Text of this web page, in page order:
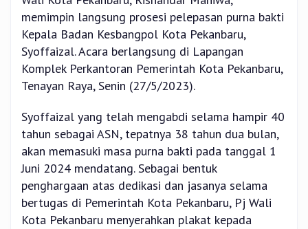
memimpin langsung prosesi pelepasan purna bakti
Kepala Badan Kesbangpol Kota Pekanbaru,
Syoffaizal. Acara berlangsung di Lapangan
Komplek Perkantoran Pemerintah Kota Pekanbaru,
Tenayan Raya, Senin (27/5/2023).
Syoffaizal yang telah mengabdi selama hampir 40
tahun sebagai ASN, tepatnya 38 tahun dua bulan,
akan memasuki masa purna bakti pada tanggal 1
Juni 2024 mendatang. Sebagai bentuk
penghargaan atas dedikasi dan jasanya selama
bertugas di Pemerintah Kota Pekanbaru, Pj Wali
Kota Pekanbaru menyerahkan plakat kepada